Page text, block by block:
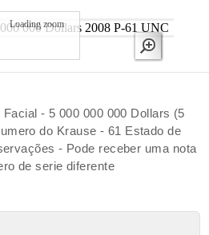
Loading zoom
- 5 000 000 000 Dollars (5
do Krause - 61 Estado de
- Pode receber uma nota
de serie diferente